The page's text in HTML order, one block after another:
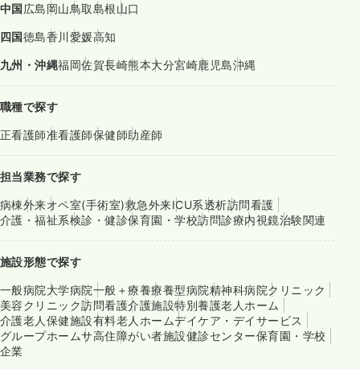
中国広島岡山鳥取島根山口
四国徳島香川愛媛高知
九州・沖縄福岡佐賀長崎熊本大分宮崎鹿児島沖縄
職種で探す
正看護師准看護師保健師助産師
担当業務で探す
病棟外来オペ室(手術室)救急外来ICU系透析訪問看護
介護・福祉系検診・健診保育園・学校訪問診療内視鏡治験関連
施設形態で探す
一般病院大学病院一般＋療養療養型病院精神科病院クリニック
美容クリニック訪問看護介護施設特別養護老人ホーム
介護老人保健施設有料老人ホームデイケア・デイサービス
グループホームサ高住障がい者施設健診センター保育園・学校
企業